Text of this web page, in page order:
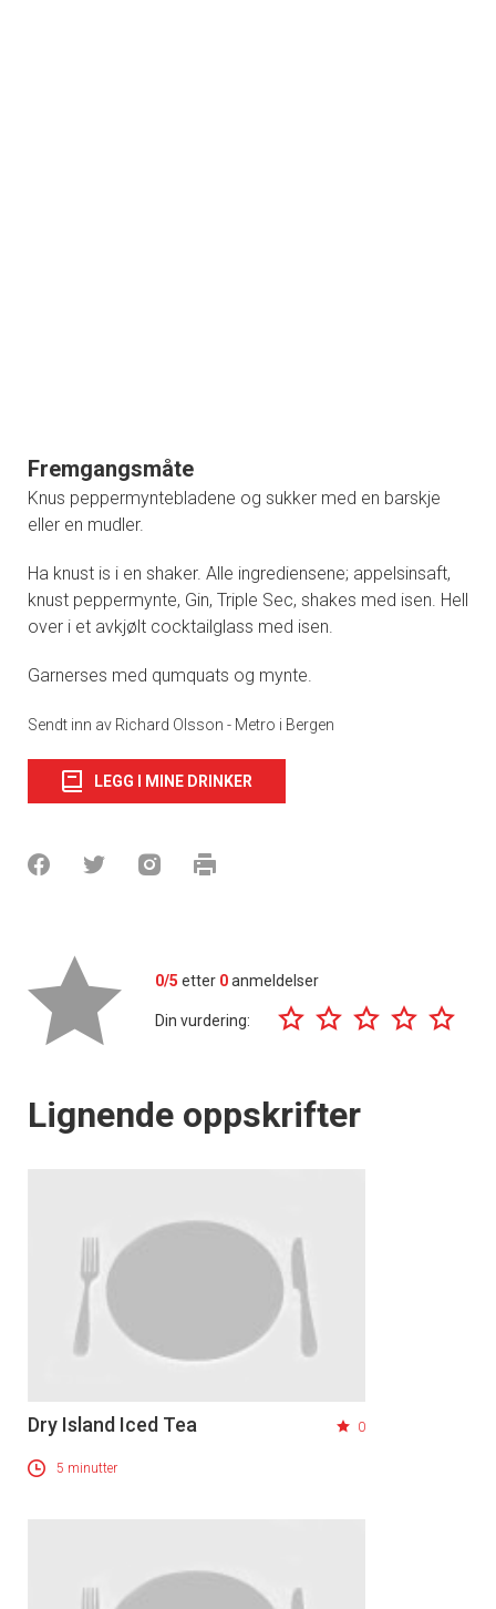
Fremgangsmåte
Knus peppermyntebladene og sukker med en barskje
eller en mudler.
Ha knust is i en shaker. Alle ingrediensene; appelsinsaft,
knust peppermynte, Gin, Triple Sec, shakes med isen. Hell
over i et avkjølt cocktailglass med isen.
Garnerses med qumquats og mynte.
Sendt inn av Richard Olsson - Metro i Bergen
LEGG I MINE DRINKER
0/5 etter 0anmeldelser
Din vurdering:
Lignende oppskrifter
Dry Island Iced Tea 0
5 minutter